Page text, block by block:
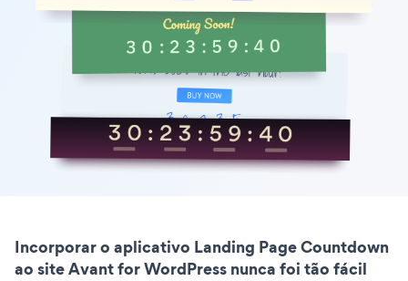
Incorporar o aplicativo Landing Page Countdown
ao site Avant for WordPress nunca foi tão fácil